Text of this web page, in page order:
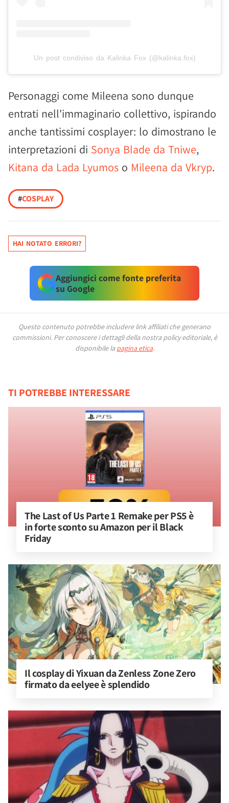
Un post condiviso da Kalinka Fox (@kalinka.fox)
Personaggi come Mileena sono dunque
entrati nell'immaginario collettivo, ispirando
anche tantissimi cosplayer: lo dimostrano le
interpretazioni di Sonya Blade da Tniwe,
Kitana da Lada Lyumos o Mileena da Vkryp.
#COSPLAY
HAI NOTATO ERRORI?
Aggiungici come fonte preferita
su Google
Questo contenuto potrebbe includere link affiliati che generano
commissioni. Per conoscere i dettagli della nostra policy editoriale, è
disponibile la pagina etica.
TI POTREBBE INTERESSARE
The Last of Us Parte 1 Remake per PS5 è
in forte sconto su Amazon per il Black
Friday
Il cosplay di Yixuan da Zenless Zone Zero
firmato da eelyee è splendido